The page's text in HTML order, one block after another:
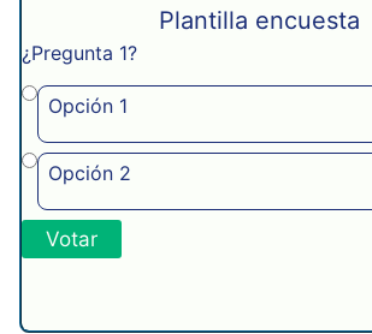
Plantilla encuesta
¿Pregunta 1?
Opción 1
Opción 2